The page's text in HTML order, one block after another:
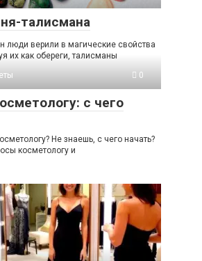
талисмана
люди верили в магические свойства
их как обереги, талисманы
0
с чего
Не знаешь, с чего начать?
косметологу и